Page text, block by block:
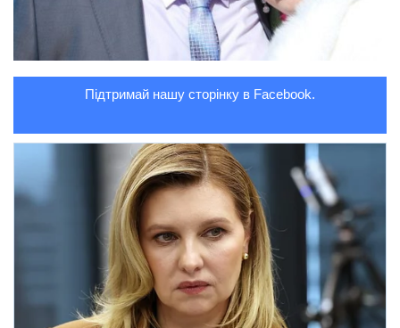
Підтримай нашу сторінку в Facebook.